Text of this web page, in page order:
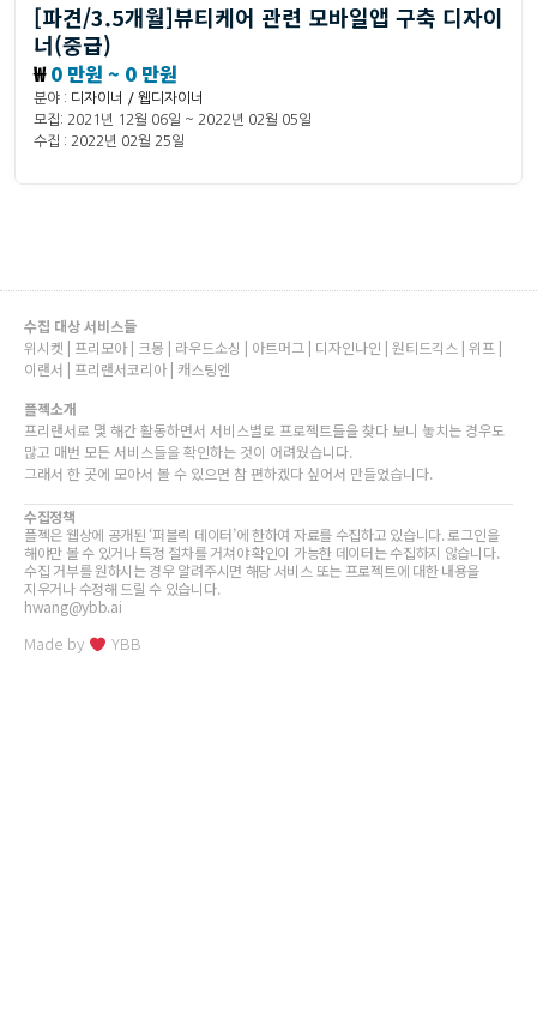
[파견/3.5개월]뷰티케어 관련 모바일앱 구축 디자이
너(중급)
₩0 만원 ~ 0 만원
분야 : 디자이너 / 웹디자이너
모집: 2021년 12월 06일 ~ 2022년 02월 05일
수집 : 2022년 02월 25일
수집 대상 서비스들
위시켓 | 프리모아 | 크몽 | 라우드소싱 | 아트머그 | 디자인나인 | 원티드긱스 | 위프 |
이랜서 | 프리랜서코리아 | 캐스팅엔
플젝소개
프리랜서로 몇 해간 활동하면서 서비스별로 프로젝트들을 찾다 보니 놓치는 경우도
많고 매번 모든 서비스들을 확인하는 것이 어려웠습니다.
그래서 한 곳에 모아서 볼 수 있으면 참 편하겠다 싶어서 만들었습니다.
수집정책
플젝은 웹상에 공개된 ‘퍼블릭 데이터’에 한하여 자료를 수집하고 있습니다. 로그인을
해야만 볼 수 있거나 특정 절차를 거쳐야 확인이 가능한 데이터는 수집하지 않습니다.
수집 거부를 원하시는 경우 알려주시면 해당 서비스 또는 프로젝트에 대한 내용을
지우거나 수정해 드릴 수 있습니다.
hwang@ybb.ai
Made by YBB